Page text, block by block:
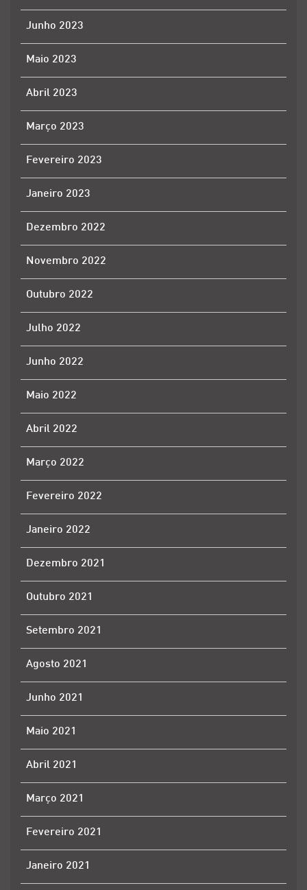
Junho 2023
Maio 2023
Abril 2023
Março 2023
Fevereiro 2023
Janeiro 2023
Dezembro 2022
Novembro 2022
Outubro 2022
Julho 2022
Junho 2022
Maio 2022
Abril 2022
Março 2022
Fevereiro 2022
Janeiro 2022
Dezembro 2021
Outubro 2021
Setembro 2021
Agosto 2021
Junho 2021
Maio 2021
Abril 2021
Março 2021
Fevereiro 2021
Janeiro 2021